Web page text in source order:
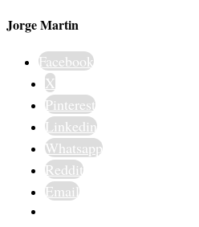
Jorge Martin
Facebook
X
Pinterest
Linkedin
Whatsapp
Reddit
Email